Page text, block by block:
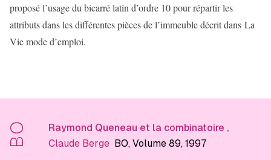
proposé l’usage du bicarré latin d’ordre 10 pour répartir les
attributs dans les différentes pièces de l’immeuble décrit dans La
Vie mode d’emploi.
BO Raymond Queneau et la combinatoire ,
Claude Berge BO, Volume 89, 1997